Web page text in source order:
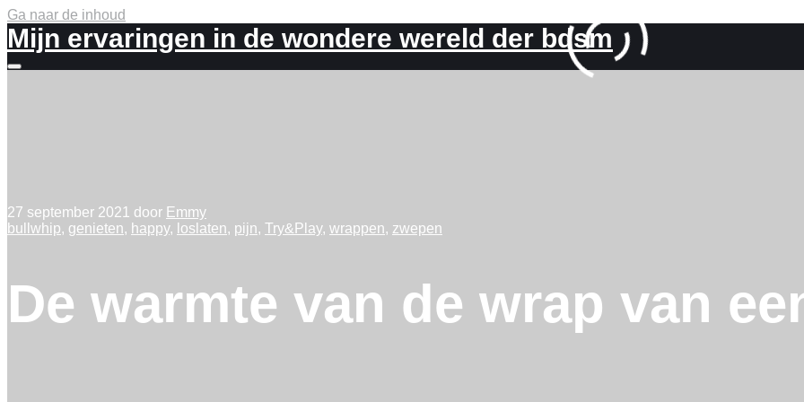
Ga naar de inhoud
Mijn ervaringen in de wondere wereld der bdsm
Meer
27 september 2021 door Emmy
bullwhip, genieten, happy, loslaten, pijn, Try&Play, wrappen, zwepen
De warmte van de wrap van